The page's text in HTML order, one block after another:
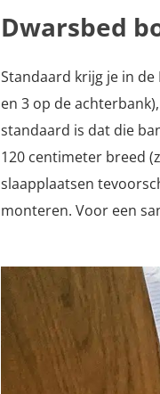
Dwarsbed
Standaard krijg je in de
en 3 op de
standaard is dat die
120 centimeter breed
slaapplaatsen
monteren. Voor een